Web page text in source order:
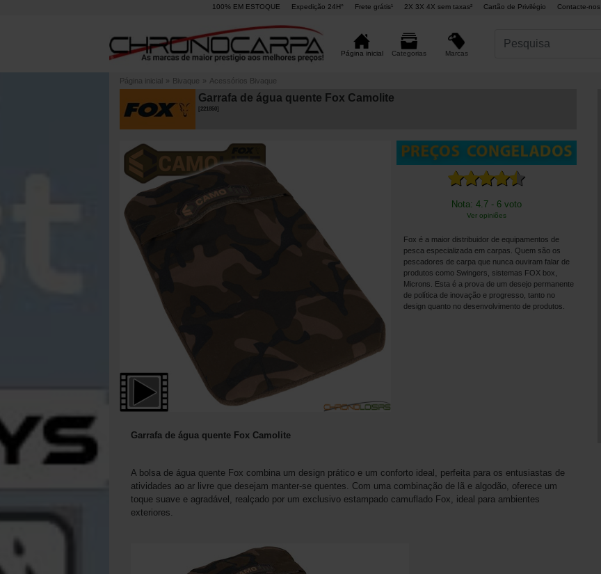
100% EM ESTOQUE Expedição 24H° Frete grátis¹ 2X 3X 4X sem taxas² Cartão de Privilégio Contacte-nos
Página inicial Categorias Marcas
Página inicial » Bivaque » Acessórios Bivaque
Garrafa de água quente Fox Camolite
221850]
Nota: 4.7 - 6 voto
Ver opiniões
Fox é a maior distribuidor de equipamentos de
pesca especializada em carpas. Quem são os
pescadores de carpa que nunca ouviram falar de
produtos como Swingers, sistemas FOX box,
Microns. Esta é a prova de um desejo permanente
de política de inovação e progresso, tanto no
design quanto no desenvolvimento de produtos.
Garrafa de água quente Fox Camolite
A bolsa de água quente Fox combina um design prático e um conforto ideal, perfeita para os entusiastas de
atividades ao ar livre que desejam manter-se quentes. Com uma combinação de lã e algodão, oferece um
toque suave e agradável, realçado por um exclusivo estampado camuflado Fox, ideal para ambientes
exteriores.